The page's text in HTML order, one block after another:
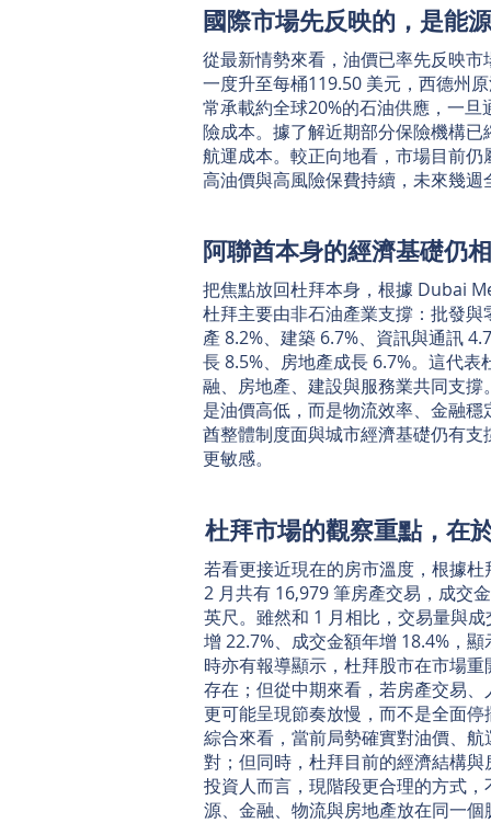
國際市場先反映的，是能
從最新情勢來看，油價已率先反映
一度升至每桶119.50 美元，西德州
常承載約全球20%的石油供應，一
險成本。據了解近期部分保險機構
航運成本。較正向地看，市場目前
高油價與高風險保費持續，未來幾
阿聯酋本身的經濟基礎仍
把焦點放回杜拜本身，根據 Dubai
杜拜主要由非石油產業支撐：批發
產 8.2%、建築 6.7%、資訊與通訊
長 8.5%、房地產成長 6.7%。這代
融、房地產、建設與服務業共同支
是油價高低，而是物流效率、金融
酋整體制度面與城市經濟基礎仍有
更敏感。
杜拜市場的觀察重點，在
若看更接近現在的房市溫度，根據
2 月共有 16,979 筆房產交易，成交
英尺。雖然和 1 月相比，交易量與
增 22.7%、成交金額年增 18.4%，
時亦有報導顯示，杜拜股市在市場
存在；但從中期來看，若房產交易
更可能呈現節奏放慢，而不是全面停
綜合來看，當前局勢確實對油價、
對；但同時，杜拜目前的經濟結構
投資人而言，現階段更合理的方式
源、金融、物流與房地產放在同一